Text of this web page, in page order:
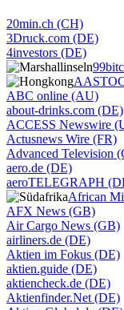
20min.ch (CH)
3Druck.com (DE)
4investors (DE)
ABC online (AU)
about-drinks.com (DE)
ACCESS Newswire
Actusnews Wire (FR)
Advanced Television
aero.de (DE)
aeroTELEGRAPH
African
AFX News (GB)
Air Cargo News (GB)
airliners.de (DE)
Aktien im Fokus (DE)
aktien.guide (DE)
aktiencheck.de (DE)
Aktienfinder.Net (DE)